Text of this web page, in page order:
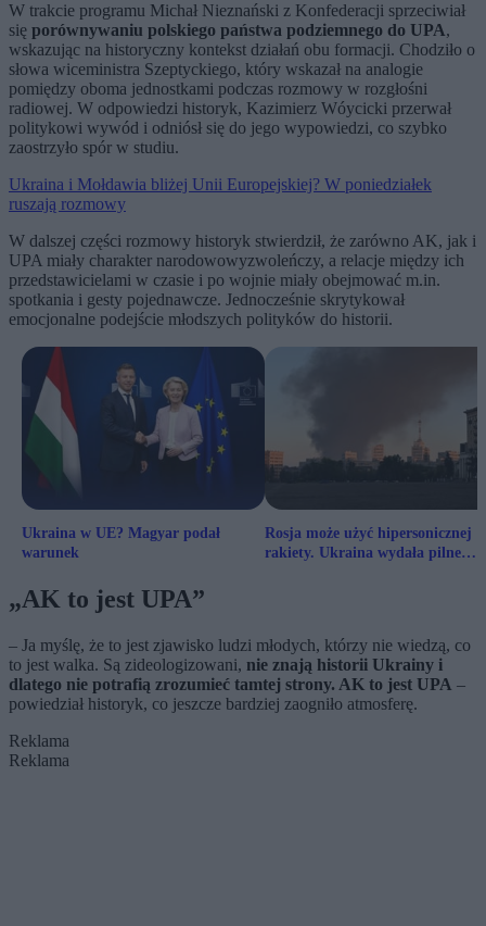
W trakcie programu Michał Nieznański z Konfederacji sprzeciwiał
się porównywaniu polskiego państwa podziemnego do UPA,
wskazując na historyczny kontekst działań obu formacji. Chodziło o
słowa wiceministra Szeptyckiego, który wskazał na analogie
pomiędzy oboma jednostkami podczas rozmowy w rozgłośni
radiowej. W odpowiedzi historyk, Kazimierz Wóycicki przerwał
politykowi wywód i odniósł się do jego wypowiedzi, co szybko
zaostrzyło spór w studiu.
Ukraina i Mołdawia bliżej Unii Europejskiej? W poniedziałek
ruszają rozmowy
W dalszej części rozmowy historyk stwierdził, że zarówno AK, jak i
UPA miały charakter narodowowyzwoleńczy, a relacje między ich
przedstawicielami w czasie i po wojnie miały obejmować m.in.
spotkania i gesty pojednawcze. Jednocześnie skrytykował
emocjonalne podejście młodszych polityków do historii.
Ukraina w UE? Magyar podał
warunek
Rosja może użyć hipersonicznej
rakiety. Ukraina wydała pilne
„AK to jest UPA”
– Ja myślę, że to jest zjawisko ludzi młodych, którzy nie wiedzą, co
to jest walka. Są zideologizowani, nie znają historii Ukrainy i
dlatego nie potrafią zrozumieć tamtej strony. AK to jest UPA –
powiedział historyk, co jeszcze bardziej zaogniło atmosferę.
Reklama
Reklama